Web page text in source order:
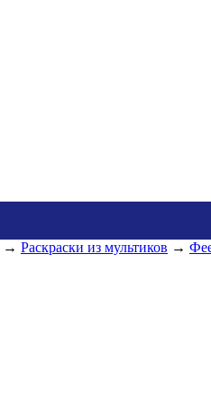
→ Раскраски из мультиков →